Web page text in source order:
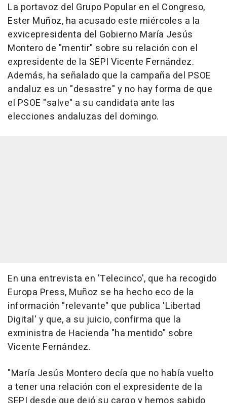
La portavoz del Grupo Popular en el Congreso,
Ester Muñoz, ha acusado este miércoles a la
exvicepresidenta del Gobierno María Jesús
Montero de "mentir" sobre su relación con el
expresidente de la SEPI Vicente Fernández.
Además, ha señalado que la campaña del PSOE
andaluz es un "desastre" y no hay forma de que
el PSOE "salve" a su candidata ante las
elecciones andaluzas del domingo.
En una entrevista en 'Telecinco', que ha recogido
Europa Press, Muñoz se ha hecho eco de la
información "relevante" que publica 'Libertad
Digital' y que, a su juicio, confirma que la
exministra de Hacienda "ha mentido" sobre
Vicente Fernández.
"María Jesús Montero decía que no había vuelto
a tener una relación con el expresidente de la